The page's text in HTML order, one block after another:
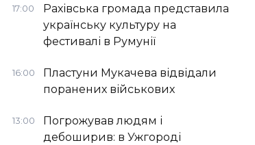
17:00
Рахівська громада представила
українську культуру на
фестивалі в Румунії
16:00
Пластуни Мукачева відвідали
поранених військових
13:00
Погрожував людям і
дебоширив: в Ужгороді